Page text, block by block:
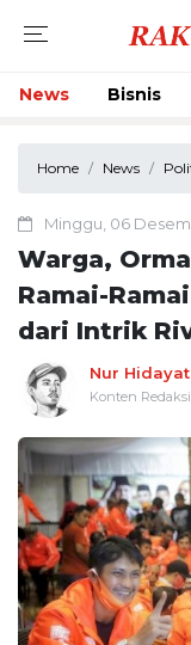
News Bisnis
Home News
Minggu, 06
Warga,
Ramai-
dari Intrik
Nur
Konten